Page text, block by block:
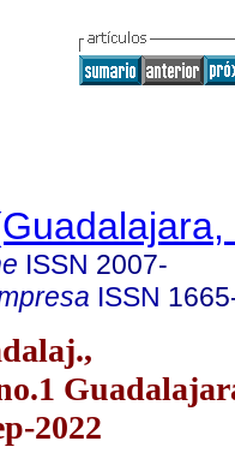
ISSN 2007-
ISSN
2022